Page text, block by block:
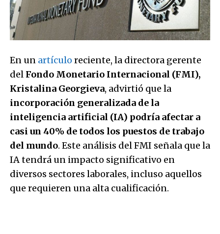
En un artículo reciente, la directora gerente
del Fondo Monetario Internacional (FMI),
Kristalina Georgieva, advirtió que la
incorporación generalizada de la
inteligencia artificial (IA) podría afectar a
casi un 40% de todos los puestos de trabajo
del mundo. Este análisis del FMI señala que la
IA tendrá un impacto significativo en
diversos sectores laborales, incluso aquellos
que requieren una alta cualificación.